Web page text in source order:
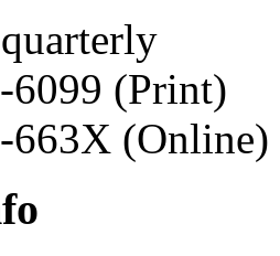
6099 (Print)
663X (Online)